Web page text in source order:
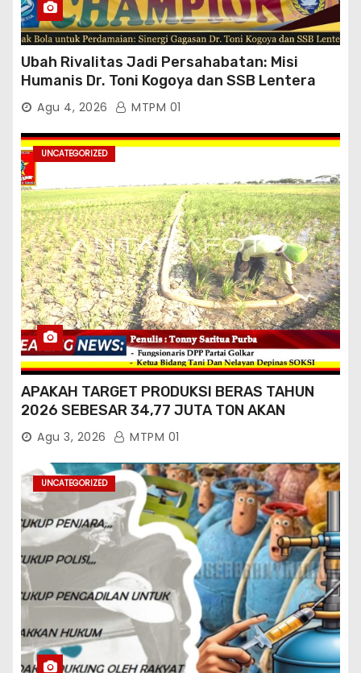
Ubah Rivalitas Jadi Persahabatan: Misi
Humanis Dr. Toni Kogoya dan SSB Lentera
TimurAgu 4, 2026 MTPM 01
UNCATEGORIZED
APAKAH TARGET PRODUKSI BERAS TAHUN
2026 SEBESAR 34,77 JUTA TON AKAN
TERCAPAI ?
Agu 3, 2026 MTPM 01
UNCATEGORIZED